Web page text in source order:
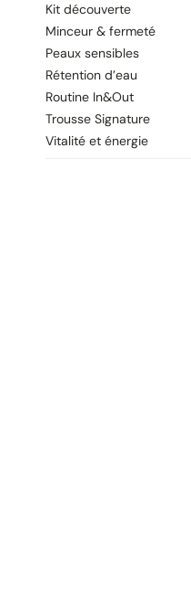
Kit découverte
Minceur & fermeté
Peaux sensibles
Rétention d’eau
Routine In&Out
Trousse Signature
Vitalité et énergie